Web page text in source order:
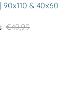
& 40x60
€49,99